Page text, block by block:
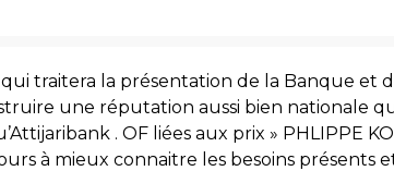
traitera la présentation de la Banque et
une réputation aussi bien nationale
. OF liées aux prix » PHLIPPE
à mieux connaitre les besoins présents